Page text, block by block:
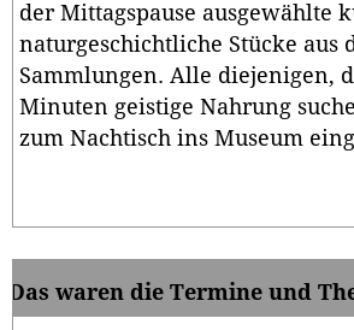
der Mittagspause ausgewählte
naturgeschichtliche Stücke aus
Sammlungen. Alle diejenigen,
Minuten geistige Nahrung
zum Nachtisch ins Museum
Das waren die Termine und